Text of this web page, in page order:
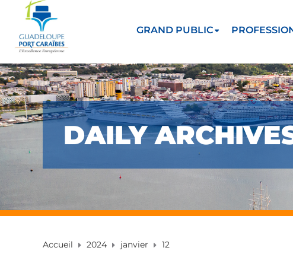
GRAND PUBLIC
DAILY
Accueil 2024 janvier 12